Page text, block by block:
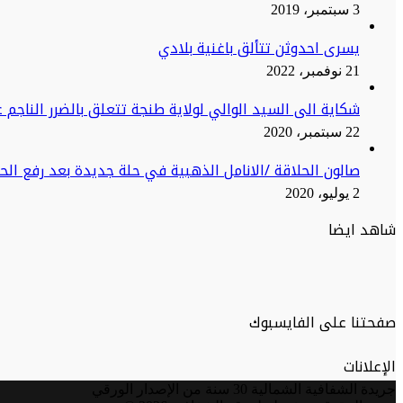
3 سبتمبر، 2019
يسرى احدوثن تتألق باغنية بلادي
21 نوفمبر، 2022
شكاية الى السيد الوالي لولاية طنجة تتعلق بالضرر
22 سبتمبر، 2020
صالون الحلاقة /الانامل الذهبية في حلة جديدة بعد رفع
2 يوليو، 2020
شاهد ايضا
صفحتنا على الفايسبوك
الإعلانات